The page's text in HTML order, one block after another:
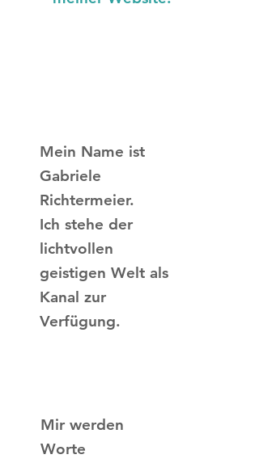
Mein Name ist
Gabriele
Richtermeier.
Ich stehe der
lichtvollen
geistigen Welt als
Kanal zur
Verfügung.
Mir werden
Worte